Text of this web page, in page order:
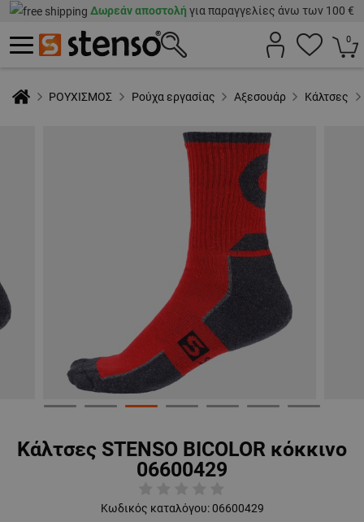
Δωρεάν αποστολή για παραγγελίες άνω των 100 €
0
ΡΟΥΧΙΣΜΟΣ Ρούχα εργασίας Αξεσουάρ Κάλτσες
Κάλτσες STENSO BICOLOR κόκκινο
06600429
Κωδικός καταλόγου: 06600429